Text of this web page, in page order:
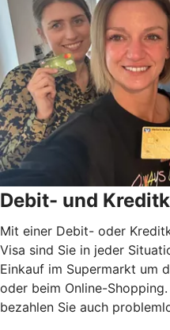
Debit- und
Mit einer Debit- oder
Visa sind Sie in jeder
Einkauf im Supermarkt um
oder beim Online-
bezahlen Sie auch